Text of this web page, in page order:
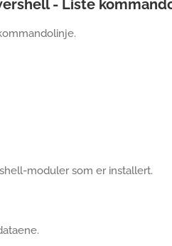
- Liste
moduler som er installert.